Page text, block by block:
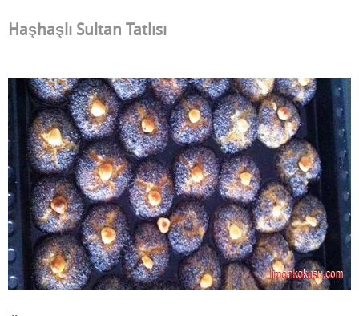
Haşhaşlı Sultan Tatlısı